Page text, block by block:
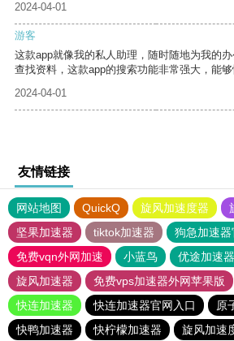
2024-04-01
游客
这款app就像我的私人助理，随时随地为我的
查找资料，这款app的搜索功能非常强大，能够
2024-04-01
友情链接
网站地图 QuickQ 旋风加速度器
坚果加速器
tiktok加速器
狗急加速器
免费vqn外网加速
小蓝鸟 优途加速
旋风加速器
免费vps加速器外网苹果版
快连加速器
快连加速器官网入口
原
快鸭加速器
快柠檬加速器 旋风加速